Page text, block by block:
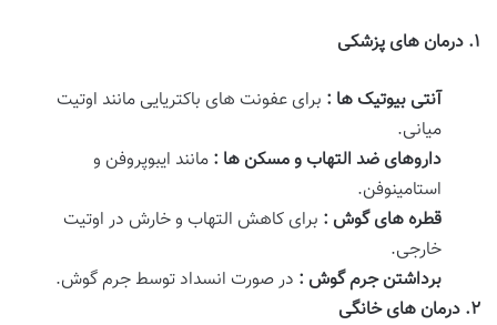
۱. درمان های پزشکی
آنتی بیوتیک ها : برای عفونت های باکتریایی مانند اوتیت
میانی.
داروهای ضد التهاب و مسکن ها : مانند ایبوپروفن و
استامینوفن.
قطره های گوش : برای کاهش التهاب و خارش در اوتیت
خارجی.
برداشتن جرم گوش : در صورت انسداد توسط جرم گوش.
۲. درمان های خانگی